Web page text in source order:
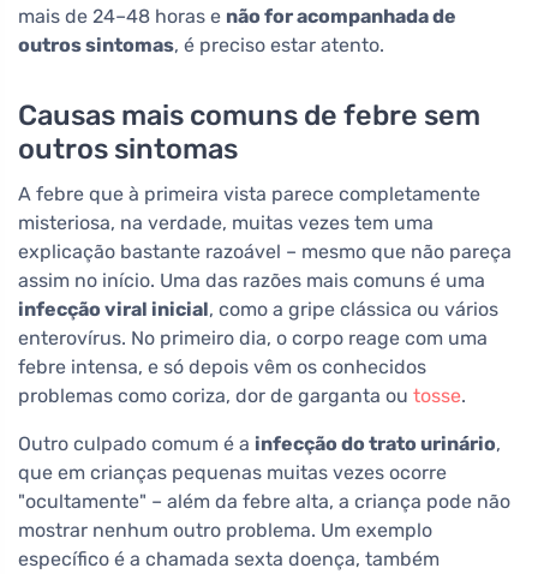
mais de 24–48 horas e não for acompanhada de
outros sintomas, é preciso estar atento.
Causas mais comuns de febre sem
outros sintomas
A febre que à primeira vista parece completamente
misteriosa, na verdade, muitas vezes tem uma
explicação bastante razoável – mesmo que não pareça
assim no início. Uma das razões mais comuns é uma
infecção viral inicial, como a gripe clássica ou vários
enterovírus. No primeiro dia, o corpo reage com uma
febre intensa, e só depois vêm os conhecidos
problemas como coriza, dor de garganta ou tosse.
Outro culpado comum é a infecção do trato urinário,
que em crianças pequenas muitas vezes ocorre
"ocultamente" – além da febre alta, a criança pode não
mostrar nenhum outro problema. Um exemplo
específico é a chamada sexta doença, também